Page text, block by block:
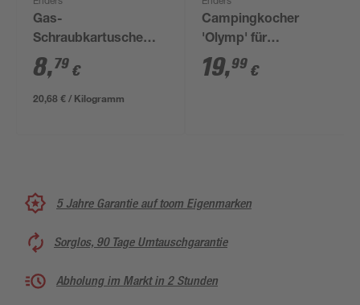
Gas-
Schraubkartusche
7/16'' Butan/Propan
450 g
8,79 €
20,68 € / Kilogramm
Campingkocher
'Olymp' für
Stechkartusche 190 g
19,99 €
5 Jahre Garantie auf toom Eigenmarken
Sorglos, 90 Tage Umtauschgarantie
Abholung im Markt in 2 Stunden